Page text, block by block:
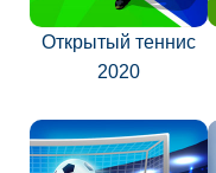
Открытый теннис
2020